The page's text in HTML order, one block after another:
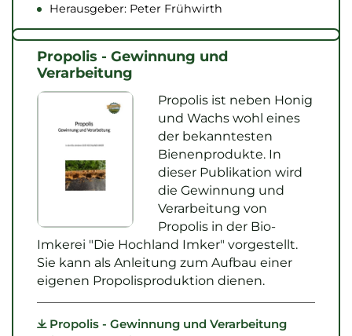
Herausgeber: Peter Frühwirth
Propolis - Gewinnung und
Verarbeitung
Propolis ist neben Honig
und Wachs wohl eines
der bekanntesten
Bienenprodukte. In
dieser Publikation wird
die Gewinnung und
Verarbeitung von
Propolis in der Bio-
Imkerei "Die Hochland Imker" vorgestellt.
Sie kann als Anleitung zum Aufbau einer
eigenen Propolisproduktion dienen.
Propolis - Gewinnung und Verarbeitung